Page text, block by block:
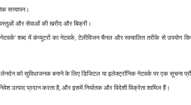
सत्यापन।
वस्तुओं और सेवाओं की खरीद और बिक्री।
शब्द में कंप्यूटरों का नेटवर्क, टेलीविजन चैनल और स्वचालित तरीके से उपयोग
को सुविधाजनक बनाने के लिए डिजिटल या इलेक्ट्रॉनिक नेटवर्क पर एक सूचना
उत्पाद प्रदान करता है, और इसमें निर्यातक और विदेशी विक्रेता शामिल हैं।